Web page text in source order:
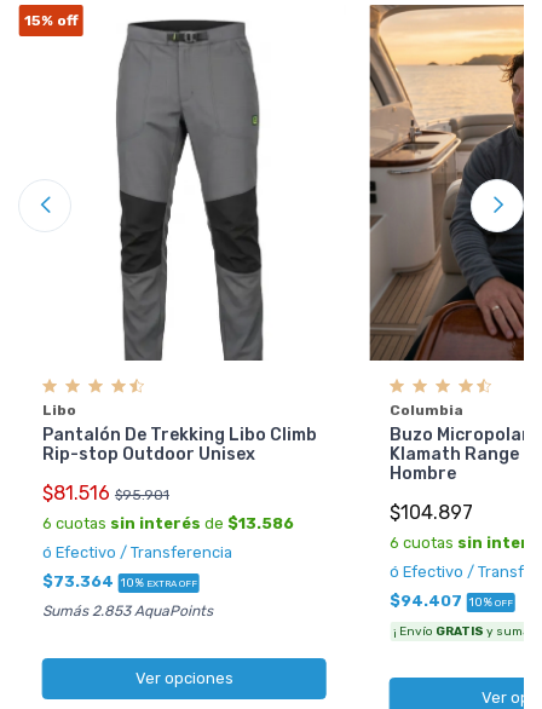
15% off
Libo
Pantalón De Trekking Libo Climb
Rip-stop Outdoor Unisex
$81.516 $95.901
6 cuotas sin interés de $13.586
ó Efectivo / Transferencia
$73.364 10% EXTRA OFF
Sumás 2.853 AquaPoints
Ver opciones
Columbia
Buzo Micropolar
Klamath Range 2
Hombre
$104.897
6 cuotas sin
ó Efectivo /
$94.407 10% OFF
¡ Envío GRATIS y sumás
Ver